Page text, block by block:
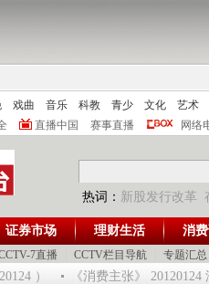
戏曲 音乐 科教 青少 文化
艺术
直播中国 赛事直播 网络
热词： 新股发行改革
7直播 CCTV栏目导航 专题汇总
证券市场 理财生活 消
） 《消费主张》 20120124